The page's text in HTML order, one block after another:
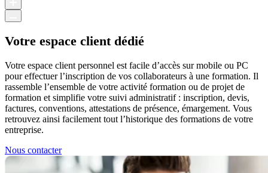
Votre espace client dédié
Votre espace client personnel est facile d’accès sur mobile ou PC
pour effectuer l’inscription de vos collaborateurs à une formation. Il
rassemble l’ensemble de votre activité formation ou de projet de
formation et simplifie votre suivi administratif : inscription, devis,
factures, conventions, attestations de présence, émargement. Vous
retrouvez ainsi facilement tout l’historique des formations de votre
entreprise.
Nous contacter